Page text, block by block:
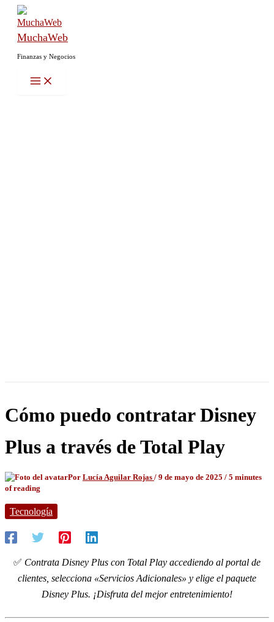
contenido
MuchaWeb
Finanzas y Negocios
Cómo puedo contratar Disney
Plus a través de Total Play
Por Lucía Aguilar Rojas / 9 de mayo de 2025 / 5 minutes
of reading
Tecnología
✅ Contrata Disney Plus con Total Play accediendo al portal de
clientes, selecciona «Servicios Adicionales» y elige el paquete
Disney Plus. ¡Disfruta del mejor entretenimiento!